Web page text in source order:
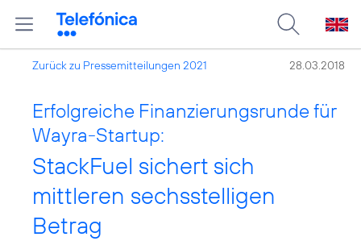
Zurück zu Pressemitteilungen 2021 28.03.2018
Erfolgreiche Finanzierungsrunde für
Wayra-Startup:
StackFuel sichert sich
mittleren sechsstelligen
Betrag